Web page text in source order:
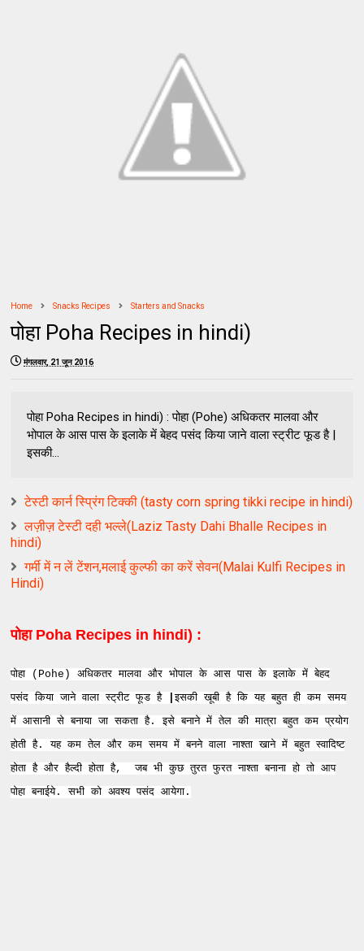
Home Snacks Recipes Starters and Snacks
पोहा Poha Recipes in hindi)
मंगलवार, 21 जून 2016
पोहा Poha Recipes in hindi) : पोहा (Pohe) अधिकतर मालवा और
भोपाल के आस पास के इलाके में बेहद पसंद किया जाने वाला स्ट्रीट फूड है |
इसकी...
टेस्टी कार्न स्प्रिंग टिक्की (tasty corn spring tikki recipe in hindi)
लज़ीज़ टेस्टी दही भल्ले(Laziz Tasty Dahi Bhalle Recipes in
hindi)
गर्मी में न लें टेंशन,मलाई कुल्फी का करें सेवन(Malai Kulfi Recipes in
Hindi)
पोहा Poha Recipes in hindi) :
पोहा (Pohe) अधिकतर मालवा और भोपाल के आस पास के इलाके में बेहद
पसंद किया जाने वाला स्ट्रीट फूड है|इसकी खूबी है कि यह बहुत ही कम समय
में आसानी से बनाया जा सकता है. इसे बनाने में तेल की मात्रा बहुत कम प्रयोग
होती है. यह कम तेल और कम समय में बनने वाला नाश्ता खाने में बहुत स्वादिष्ट
होता है और हैल्दी होता है, जब भी कुछ तुरत फुरत नाश्ता बनाना हो तो आप
पोहा बनाईये. सभी को अवश्य पसंद आयेगा.